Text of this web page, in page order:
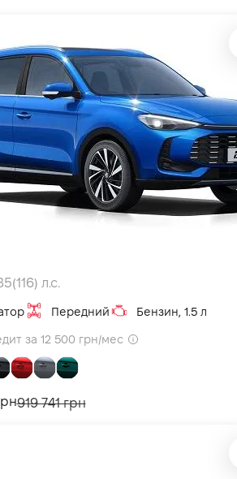
л.с.
Передний Бензин, 1.5 л
за 12 500 грн/мес
919 741 грн